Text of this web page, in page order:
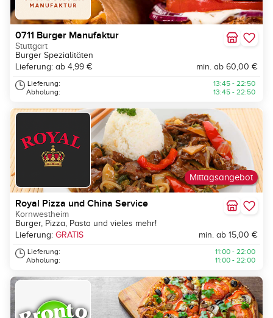
0711 Burger Manufaktur
Stuttgart
Burger Spezialitäten
Lieferung: ab 4,99 €
min. ab 60,00 €
Lieferung:
Abholung:
13:45 - 22:50
13:45 - 22:50
Mittagsangebot
Royal Pizza und China Service
Kornwestheim
Burger, Pizza, Pasta und vieles mehr!
Lieferung: GRATIS min. ab 15,00 €
Lieferung:
Abholung:
11:00 - 22:00
11:00 - 22:00